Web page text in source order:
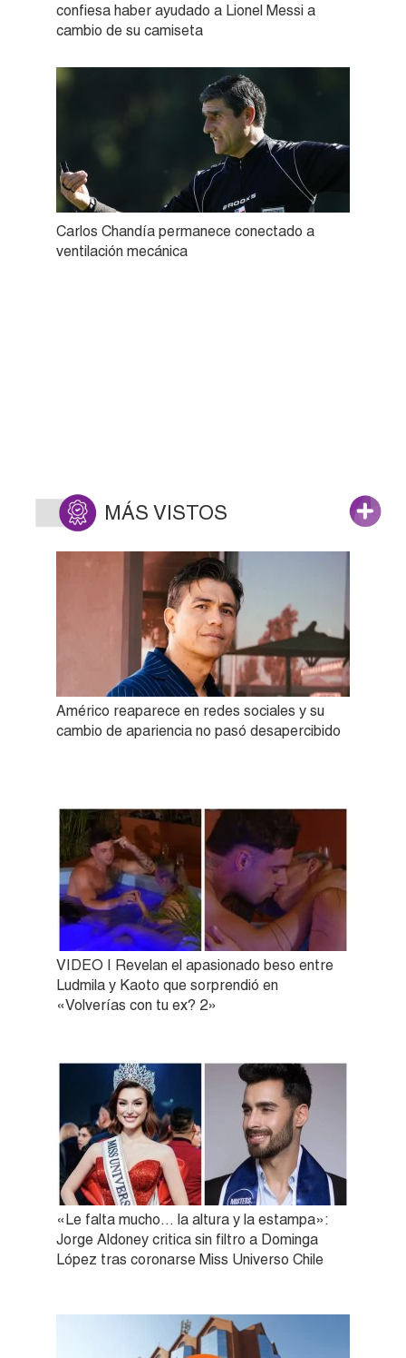
confiesa haber ayudado a Lionel Messi a
cambio de su camiseta
Carlos Chandía permanece conectado a
ventilación mecánica
MÁS VISTOS
Américo reaparece en redes sociales y su
cambio de apariencia no pasó desapercibido
VIDEO | Revelan el apasionado beso entre
Ludmila y Kaoto que sorprendió en
«Volverías con tu ex? 2»
«Le falta mucho… la altura y la estampa»:
Jorge Aldoney critica sin filtro a Dominga
López tras coronarse Miss Universo Chile